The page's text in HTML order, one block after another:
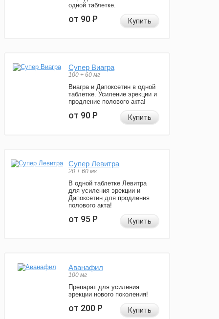
одной таблетке.
от 90Р Купить
Супер Виагра
100 + 60 мг
Виагра и Дапоксетин в одной
таблетке. Усиление эрекции и
продление полового акта!
от 90Р Купить
Супер Левитра
20 + 60 мг
В одной таблетке Левитра
для усиления эрекции и
Дапоксетин для продления
полового акта!
от 95Р Купить
Аванафил
100 мг
Препарат для усиления
эрекции нового поколения!
от 200Р Купить